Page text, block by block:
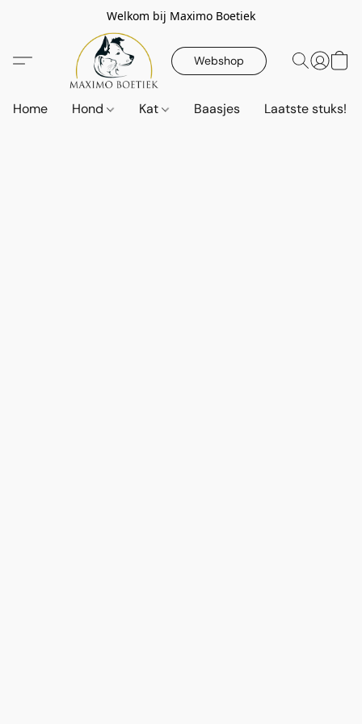
Welkom bij Maximo Boetiek
Webshop
Home Hond Kat Baasjes Laatste stuks!